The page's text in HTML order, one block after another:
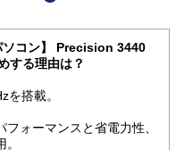
コン】 Precision 3440
する理由は？
搭載。
ォーマンスと省電力性、